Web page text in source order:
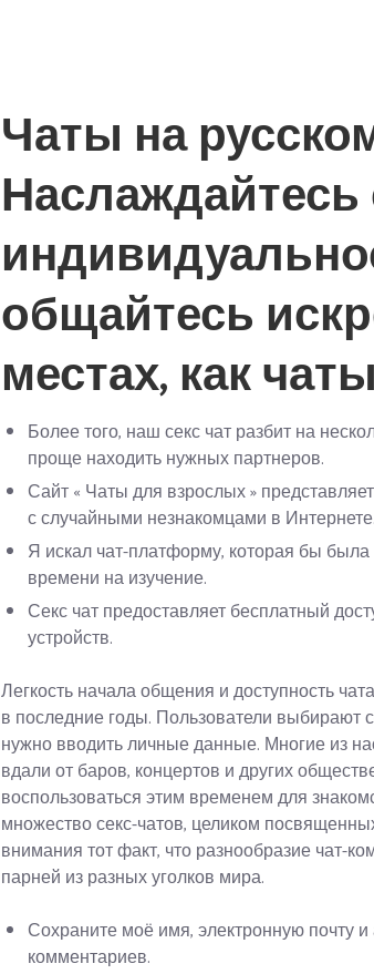
Чаты на
Наслаждайтесь
общайтесь
местах, как
Более того, наш секс чат разбит на
проще находить нужных партнеров.
Сайт « Чаты для взрослых »
с случайными незнакомцами в Интернете.
Я искал чат-платформу, которая бы
времени на изучение.
Секс чат предоставляет бесплатный
устройств.
Легкость начала общения и доступность
в последние годы. Пользователи выбирают
нужно вводить личные данные. Многие из
вдали от баров, концертов и других
воспользоваться этим временем для
множество секс-чатов, целиком
внимания тот факт, что разнообразие чат-
парней из разных уголков мира.
Сохраните моё имя, электронную почту
комментариев.